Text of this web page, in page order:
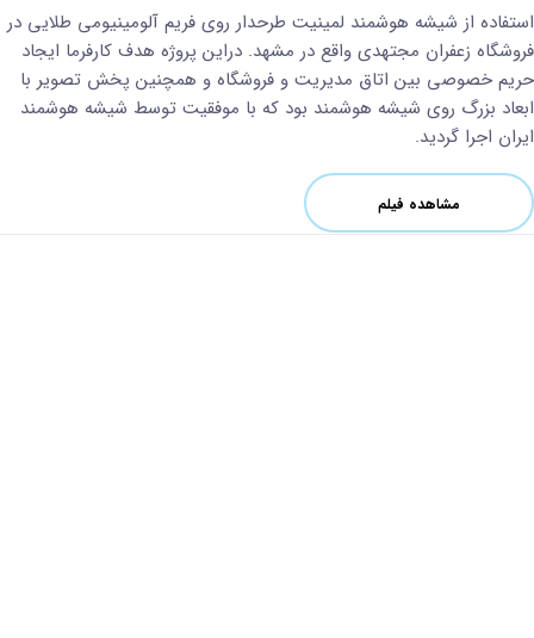
استفاده از شیشه هوشمند لمینیت طرحدار روی فریم آلومینیومی طلایی در
فروشگاه زعفران مجتهدی واقع در مشهد. دراین پروژه هدف کارفرما ایجاد
حریم خصوصی بین اتاق مدیریت و فروشگاه و همچنین پخش تصویر با
ابعاد بزرگ روی شیشه هوشمند بود که با موفقیت توسط شیشه هوشمند
ایران اجرا گردید.
مشاهده فیلم